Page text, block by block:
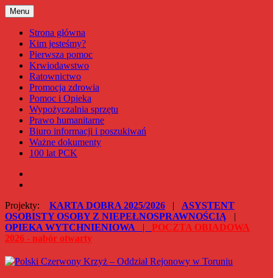
Przejdź
do
treści
Polski Czerwony Krzyż – Oddział Rejonowy w Toruniu
Menu
Strona główna
Kim jesteśmy?
Pierwsza pomoc
Krwiodawstwo
Ratownictwo
Promocja zdrowia
Pomoc i Opieka
Wypożyczalnia sprzętu
Prawo humanitarne
Biuro informacji i poszukiwań
Ważne dokumenty
100 lat PCK
Projekty: KARTA DOBRA 2025/2026 | ASYSTENT
OSOBISTY OSOBY Z NIEPEŁNOSPRAWNOŚCIĄ |
OPIEKA WYTCHNIENIOWA | POCZTA OBIADOWA
2026 - nabór otwarty